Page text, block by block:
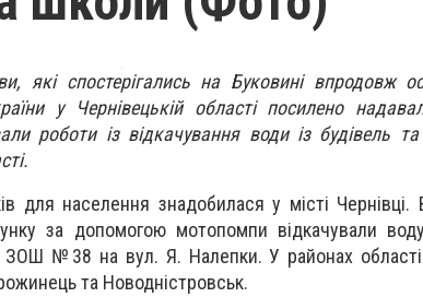
які спостерігались на Буковині впродовж
у Чернівецькій області посилено
роботи із відкачування води із будівель
для населення знадобилася у місті
за допомогою мотопомпи відкачували воду
ЗОШ №38 на вул. Я. Налепки. У районах області
та Новодністровськ.